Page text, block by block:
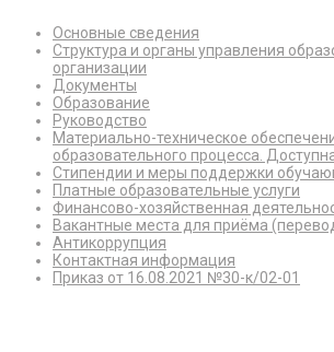
Основные сведения
Структура и органы управления
организации
Документы
Образование
Руководство
Материально-техническое
образовательного процесса.
Стипендии и меры поддержки
Платные образовательные услуги
Финансово-хозяйственная
Вакантные места для приёма
Антикоррупция
Контактная информация
Приказ от 16.08.2021 №30-к/02-01